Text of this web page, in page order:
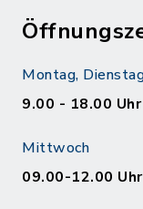
Montag,
9.00 - 18.00 Uhr
Mittwoch
09.00-12.00